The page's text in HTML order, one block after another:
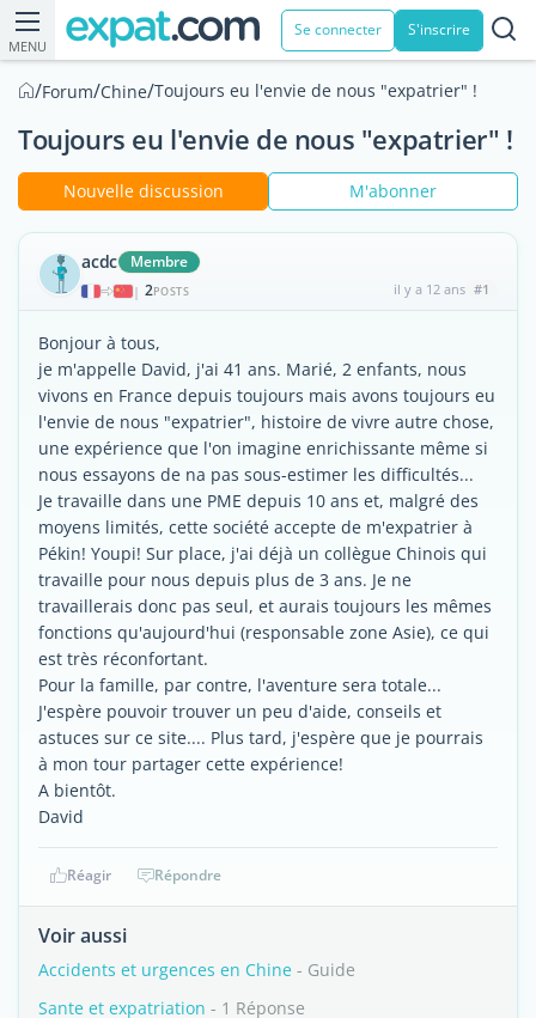
MENU
Se connecter S'inscrire
/Forum/Chine/Toujours eu l'envie de nous "expatrier" !
Toujours eu l'envie de nous "expatrier" !
Nouvelle discussion M'abonner
acdc Membre
| 2POSTS il y a 12 ans #1
Bonjour à tous,
je m'appelle David, j'ai 41 ans. Marié, 2 enfants, nous
vivons en France depuis toujours mais avons toujours eu
l'envie de nous "expatrier", histoire de vivre autre chose,
une expérience que l'on imagine enrichissante même si
nous essayons de na pas sous-estimer les difficultés...
Je travaille dans une PME depuis 10 ans et, malgré des
moyens limités, cette société accepte de m'expatrier à
Pékin! Youpi! Sur place, j'ai déjà un collègue Chinois qui
travaille pour nous depuis plus de 3 ans. Je ne
travaillerais donc pas seul, et aurais toujours les mêmes
fonctions qu'aujourd'hui (responsable zone Asie), ce qui
est très réconfortant.
Pour la famille, par contre, l'aventure sera totale...
J'espère pouvoir trouver un peu d'aide, conseils et
astuces sur ce site.... Plus tard, j'espère que je pourrais
à mon tour partager cette expérience!
A bientôt.
David
Réagir Répondre
Voir aussi
Accidents et urgences en Chine - Guide
Sante et expatriation - 1 Réponse